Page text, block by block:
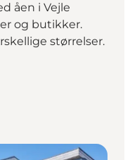
åen i Vejle
og butikker.
størrelser.